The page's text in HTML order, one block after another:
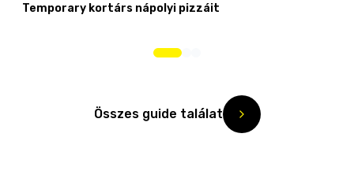
Temporary kortárs nápolyi pizzáit
Összes guide találat